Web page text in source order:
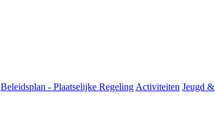
Beleidsplan - Plaatselijke Regeling Activiteiten Jeugd &